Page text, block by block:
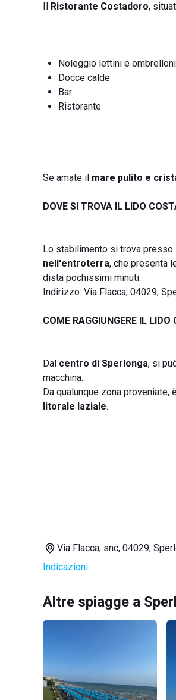
Il Ristorante Costadoro,
Noleggio lettini e ombrelloni
Docce calde
Bar
Ristorante
Se amate il mare pulito e
DOVE SI TROVA IL LIDO
Lo stabilimento si trova presso
nell'entroterra, che presenta
dista pochissimi minuti.
Indirizzo: Via Flacca, 04029,
COME RAGGIUNGERE IL LIDO
Dal centro di Sperlonga, si
macchina.
Da qualunque zona
litorale laziale.
Via Flacca, snc, 04029,
Indicazioni
Altre spiagge a